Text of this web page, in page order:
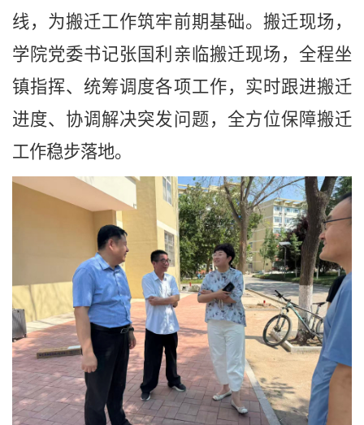
线，为搬迁工作筑牢前期基础。搬迁现场，
学院党委书记张国利亲临搬迁现场，全程坐
镇指挥、统筹调度各项工作，实时跟进搬迁
进度、协调解决突发问题，全方位保障搬迁
工作稳步落地。